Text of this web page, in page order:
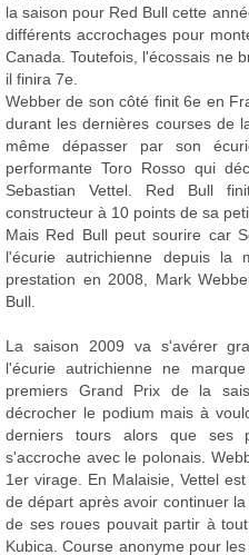
la saison pour Red Bull cette
différents accrochages pour
Canada. Toutefois, l'écossais ne
il finira 7e.
Webber de son côté finit 6e en
durant les dernières courses de
même dépasser par son
performante Toro Rosso qui
Sebastian Vettel. Red Bull
constructeur à 10 points de sa
Mais Red Bull peut sourire car
l'écurie autrichienne depuis la
prestation en 2008, Mark
Bull.
La saison 2009 va s'avérer
l'écurie autrichienne ne
premiers Grand Prix de la
décrocher le podium mais à
derniers tours alors que ses
s'accroche avec le polonais.
1er virage. En Malaisie, Vettel
de départ après avoir continuer
de ses roues pouvait partir à
Kubica. Course anonyme pour